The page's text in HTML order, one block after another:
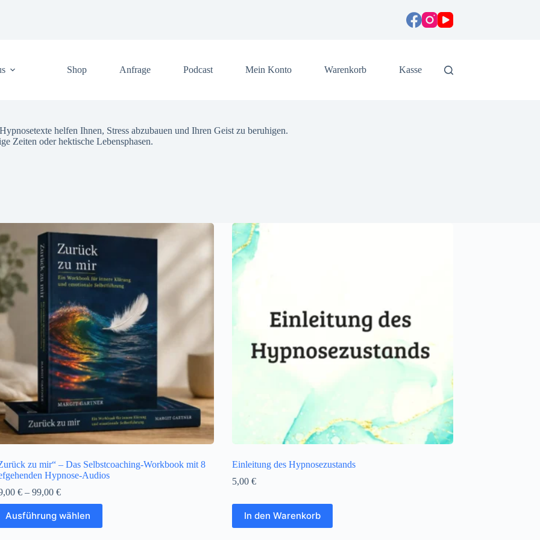
Shop Anfrage Podcast Mein Konto Warenkorb Kasse
helfen Ihnen, Stress abzubauen und Ihren Geist zu beruhigen.
Zeiten oder hektische Lebensphasen.
zu mir“ – Das Selbstcoaching-Workbook mit 8
Hypnose-Audios
€– 99,00 €
Ausführung wählen
Einleitung des Hypnosezustands
5,00€
In den Warenkorb